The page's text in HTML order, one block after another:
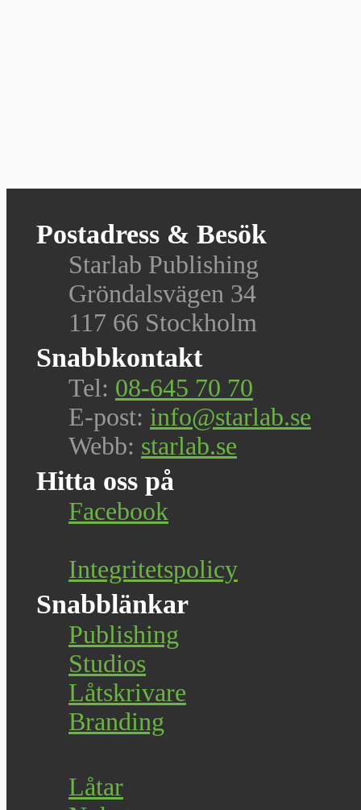
Postadress & Besök
Starlab Publishing
Gröndalsvägen 34
117 66 Stockholm
Snabbkontakt
Tel: 08-645 70 70
E-post: info@starlab.se
Webb: starlab.se
Hitta oss på
Facebook
Integritetspolicy
Snabblänkar
Publishing
Studios
Låtskrivare
Branding
Låtar